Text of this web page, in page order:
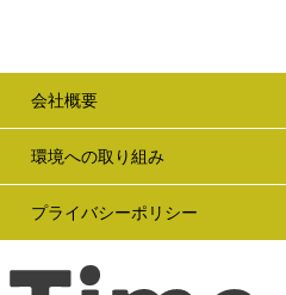
会社概要
環境への取り組み
プライバシーポリシー